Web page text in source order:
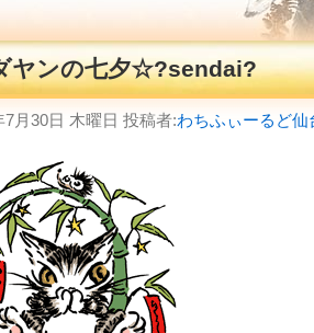
ヤンの七夕☆?sendai?
7月30日 木曜日 投稿者:わちふぃーるど仙